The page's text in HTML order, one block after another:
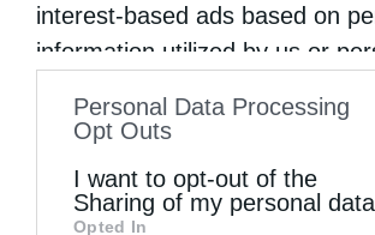
interest-based ads based on
information utilized by us or
to your opt-out. You may
information by third parties on
Personal Data Processing
Opt Outs
I want to opt-out of the
Sharing of my personal
Opted In
ΔΙΕΥΘΥΝΤΗΣ ΣΥΝΤΑΞΗΣ:
Λυκούδης
ΔΙΚΑΙΟΥΧΟΣ ΟΝΟΜΑΤΟΣ
NAME):ΟΡΘΟΔΟΞΗ ΚΙΒΩΤΟΣ